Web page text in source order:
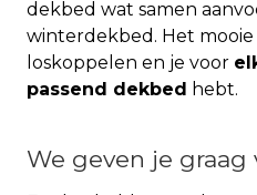
dekbed wat samen
winterdekbed. Het
loskoppelen en je voor
passend dekbed hebt.
We geven je graag